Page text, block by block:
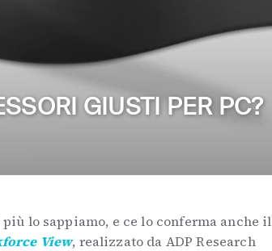
GIUSTI PER PC?
lo sappiamo, e ce lo conferma anche il
View, realizzato da ADP Research